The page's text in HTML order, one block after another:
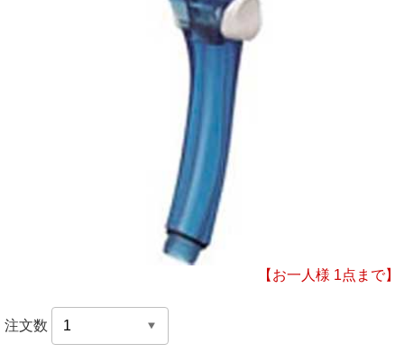
【お一人様 1点まで】
注文数